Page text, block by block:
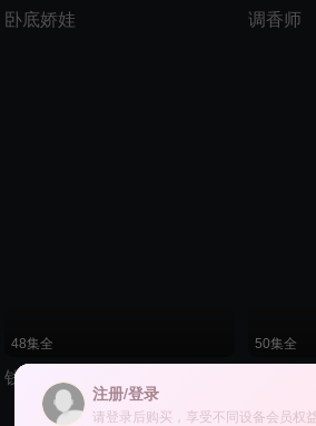
卧底娇娃 调香师
48集全
钱塘传奇
50集全
注册/登录
请登录后购买，享受不同设备会员权益